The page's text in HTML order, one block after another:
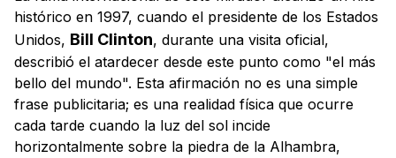
histórico en 1997, cuando el presidente de los Estados
Unidos, Bill Clinton, durante una visita oficial,
describió el atardecer desde este punto como "el más
bello del mundo". Esta afirmación no es una simple
frase publicitaria; es una realidad física que ocurre
cada tarde cuando la luz del sol incide
horizontalmente sobre la piedra de la Alhambra,